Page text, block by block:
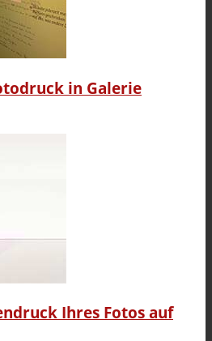
in Galerie
Ihres Fotos auf